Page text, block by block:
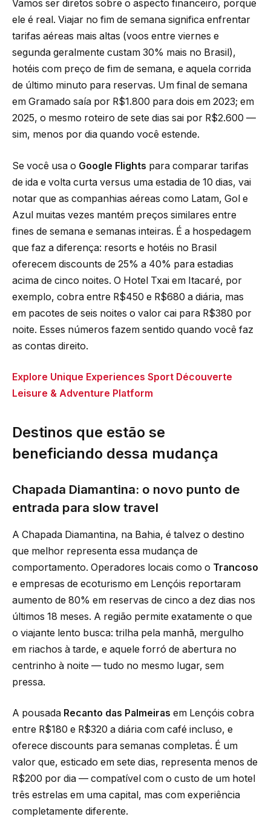
Vamos ser diretos sobre o aspecto financeiro, porque
ele é real. Viajar no fim de semana significa enfrentar
tarifas aéreas mais altas (voos entre viernes e
segunda geralmente custam 30% mais no Brasil),
hotéis com preço de fim de semana, e aquela corrida
de último minuto para reservas. Um final de semana
em Gramado saía por R$1.800 para dois em 2023; em
2025, o mesmo roteiro de sete dias sai por R$2.600 —
sim, menos por dia quando você estende.
Se você usa o Google Flights para comparar tarifas
de ida e volta curta versus uma estadia de 10 dias, vai
notar que as companhias aéreas como Latam, Gol e
Azul muitas vezes mantém preços similares entre
fines de semana e semanas inteiras. É a hospedagem
que faz a diferença: resorts e hotéis no Brasil
oferecem discounts de 25% a 40% para estadias
acima de cinco noites. O Hotel Txai em Itacaré, por
exemplo, cobra entre R$450 e R$680 a diária, mas
em pacotes de seis noites o valor cai para R$380 por
noite. Esses números fazem sentido quando você faz
as contas direito.
Explore Unique Experiences Sport Découverte
Leisure & Adventure Platform
Destinos que estão se
beneficiando dessa mudança
Chapada Diamantina: o novo punto de
entrada para slow travel
A Chapada Diamantina, na Bahia, é talvez o destino
que melhor representa essa mudança de
comportamento. Operadores locais como o Trancoso
e empresas de ecoturismo em Lençóis reportaram
aumento de 80% em reservas de cinco a dez dias nos
últimos 18 meses. A região permite exatamente o que
o viajante lento busca: trilha pela manhã, mergulho
em riachos à tarde, e aquele forró de abertura no
centrinho à noite — tudo no mesmo lugar, sem
pressa.
A pousada Recanto das Palmeiras em Lençóis cobra
entre R$180 e R$320 a diária com café incluso, e
oferece discounts para semanas completas. É um
valor que, esticado em sete dias, representa menos de
R$200 por dia — compatível com o custo de um hotel
três estrelas em uma capital, mas com experiência
completamente diferente.